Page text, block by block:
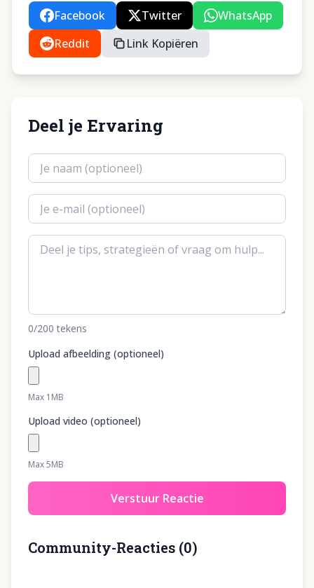
Facebook Twitter
WhatsApp
Reddit
Link Kopiëren
Deel je Ervaring
0/200 tekens
Upload afbeelding (optioneel)
Max 1MB
Upload video (optioneel)
Max 5MB
Verstuur Reactie
Community-Reacties (0)